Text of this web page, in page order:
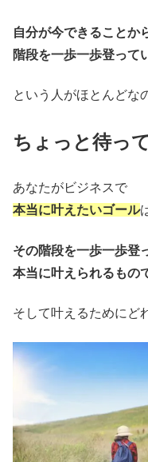
自分が今できることか
階段を一歩一歩登って
という人がほとんどな
ちょっと待っ
あなたがビジネスで
本当に叶えたいゴール
その階段を一歩一歩登
本当に叶えられるもの
そして叶えるためにど